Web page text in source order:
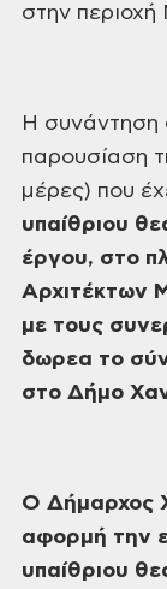
στην
Η συνάντηση
παρουσίαση
μέρες) που
υπαίθριου
έργου, στο
Αρχιτέκτων
με τους
δωρεα το
στο Δήμο
Ο Δήμαρχος
αφορμή την
υπαίθριου